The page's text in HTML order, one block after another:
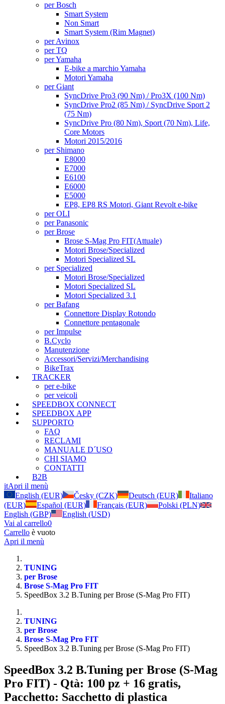
per Bosch
Smart System
Non Smart
Smart System (Rim Magnet)
per Avinox
per TQ
per Yamaha
E-bike a marchio Yamaha
Motori Yamaha
per Giant
SyncDrive Pro3 (90 Nm) / Pro3X (100 Nm)
SyncDrive Pro2 (85 Nm) / SyncDrive Sport 2
(75 Nm)
SyncDrive Pro (80 Nm), Sport (70 Nm), Life,
Core Motors
Motori 2015/2016
per Shimano
E8000
E7000
E6100
E6000
E5000
EP8, EP8 RS Motori, Giant Revolt e-bike
per OLI
per Panasonic
per Brose
Brose S-Mag Pro FIT(Attuale)
Motori Brose/Specialized
Motori Specialized SL
per Specialized
Motori Brose/Specialized
Motori Specialized SL
Motori Specialized 3.1
per Bafang
Connettore Display Rotondo
Connettore pentagonale
per Impulse
B.Cyclo
Manutenzione
Accessori/Servizi/Merchandising
BikeTrax
TRACKER
per e-bike
per veicoli
SPEEDBOX CONNECT
SPEEDBOX APP
SUPPORTO
FAQ
RECLAMI
MANUALE D´USO
CHI SIAMO
CONTATTI
B2B
itApri il menù
English (EUR)
Česky (CZK) Deutsch (EUR)
Italiano
(EUR)
Español (EUR) Français (EUR)
Polski (PLN)
English (GBP)
English (USD)
Vai al carrello0
Carrello è vuoto
Apri il menù
TUNING
per Brose
Brose S-Mag Pro FIT
SpeedBox 3.2 B.Tuning per Brose (S-Mag Pro FIT)
TUNING
per Brose
Brose S-Mag Pro FIT
SpeedBox 3.2 B.Tuning per Brose (S-Mag Pro FIT)
SpeedBox 3.2 B.Tuning per Brose (S-Mag
Pro FIT) - Qtà: 100 pz + 16 gratis,
Pacchetto: Sacchetto di plastica